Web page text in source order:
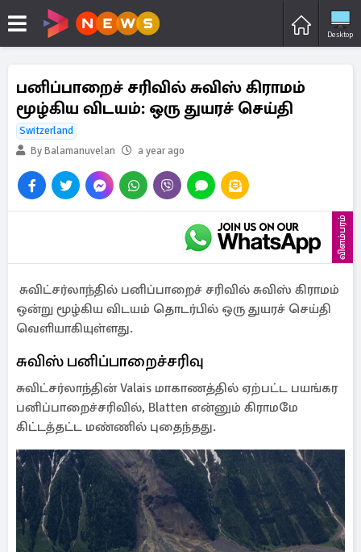
Desktop
பனிப்பாறைச் சரிவில் சுவிஸ் கிராமம்
மூழ்கிய விடயம்: ஒரு துயரச் செய்தி
Switzerland
By Balamanuvelan
a year ago
விளம்பரம்
சுவிட்சர்லாந்தில் பனிப்பாறைச் சரிவில் சுவிஸ் கிராமம்
ஒன்று மூழ்கிய விடயம் தொடர்பில் ஒரு துயரச் செய்தி
வெளியாகியுள்ளது.
சுவிஸ் பனிப்பாறைச்சரிவு
சுவிட்சர்லாந்தின் Valais மாகாணத்தில் ஏற்பட்ட பயங்கர
பனிப்பாறைச்சரிவில், Blatten என்னும் கிராமமே
கிட்டத்தட்ட மண்ணில் புதைந்தது.